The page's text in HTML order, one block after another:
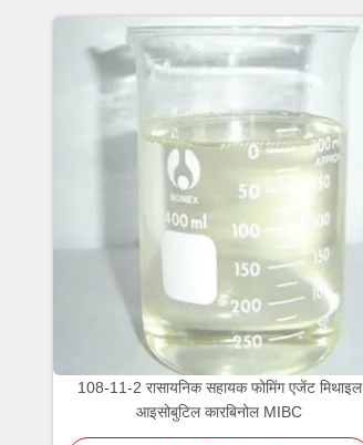
108-11-2 रासायनिक सहायक फोमिंग एजेंट मिथाइल
आइसोबुटिल कारबिनोल MIBC